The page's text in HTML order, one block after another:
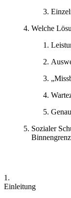
Welche
Sozialer
1.
Einleitung